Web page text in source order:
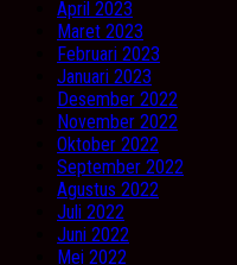
April 2023
Maret 2023
Februari 2023
Januari 2023
Desember 2022
November 2022
Oktober 2022
September 2022
Agustus 2022
Juli 2022
Juni 2022
Mei 2022